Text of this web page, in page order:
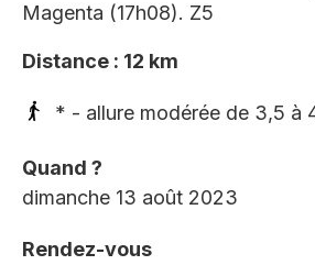
Magenta (17h08). Z5
Distance : 12 km
* - allure modérée de 3,5 à
Quand ?
dimanche 13 août 2023
Rendez-vous